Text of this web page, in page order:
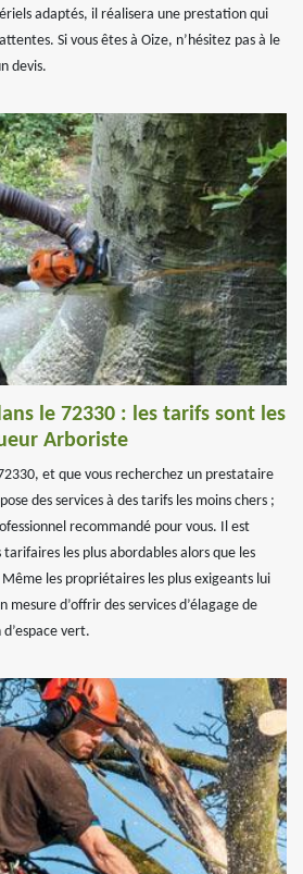
adaptés, il réalisera une prestation qui
Si vous êtes à Oize, n’hésitez pas à le
devis.
le 72330 : les tarifs sont les
Arboriste
et que vous recherchez un prestataire
des services à des tarifs les moins chers ;
recommandé pour vous. Il est
les plus abordables alors que les
les propriétaires les plus exigeants lui
mesure d’offrir des services d’élagage de
vert.